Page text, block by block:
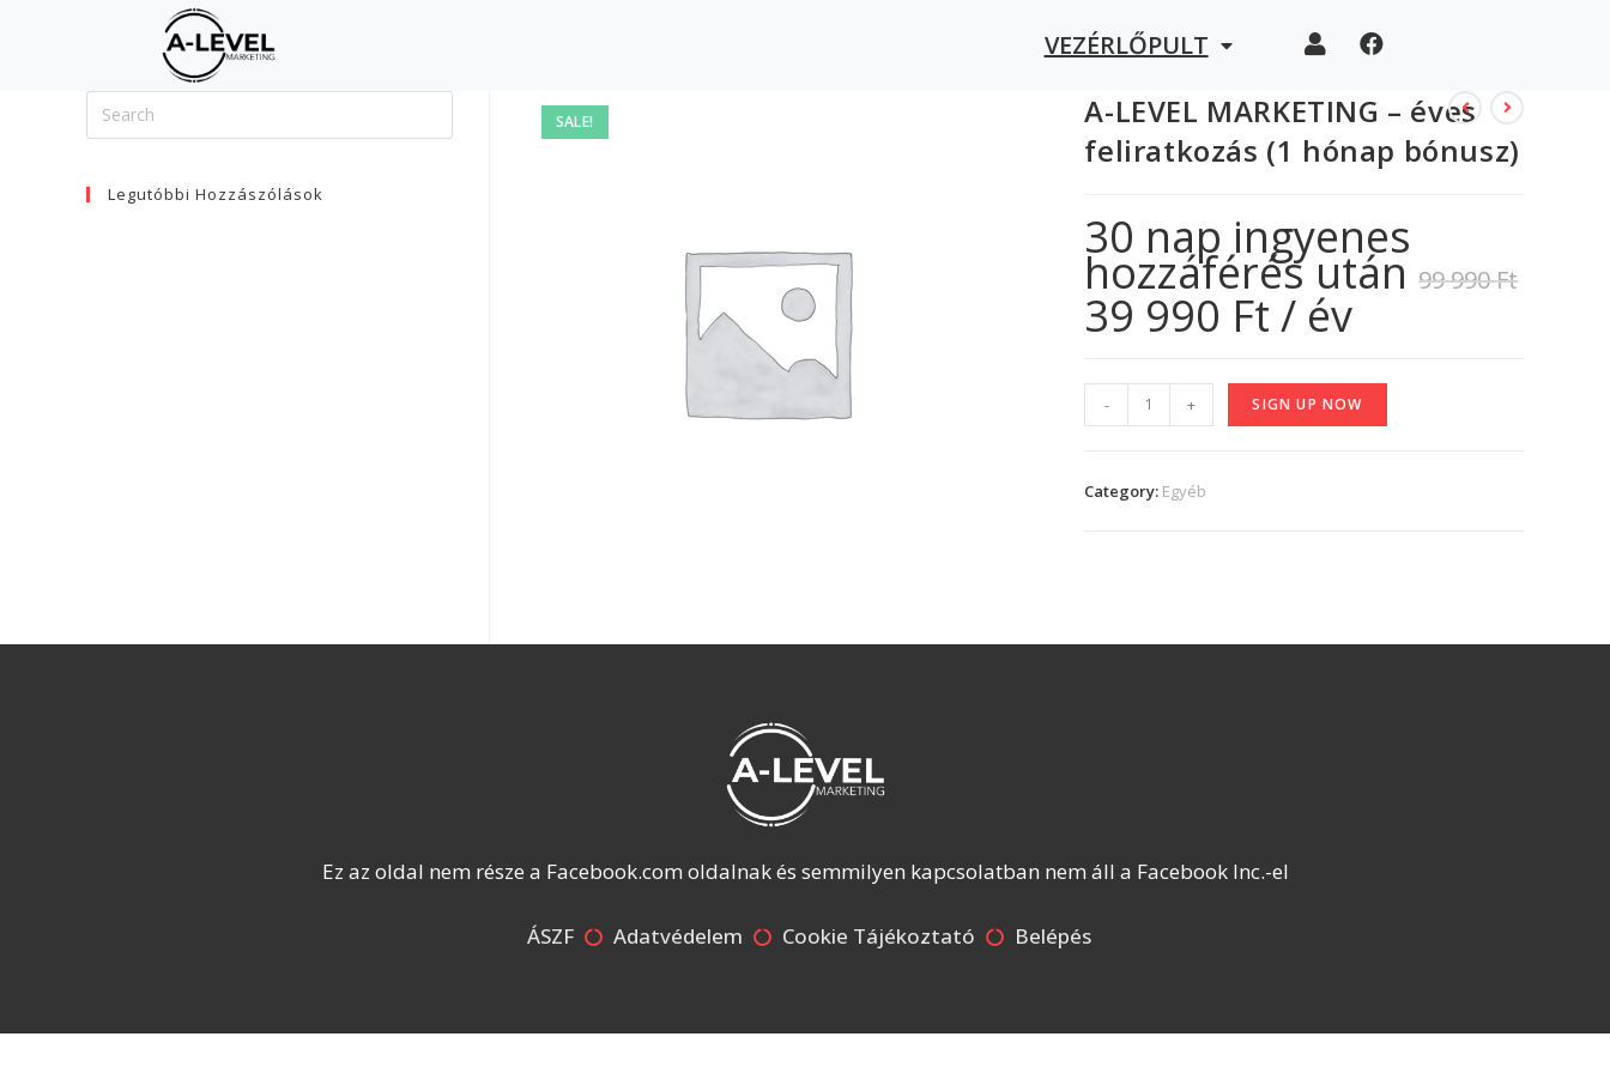
VEZÉRLŐPULT
SALE!
A-LEVEL MARKETING – éves
feliratkozás (1 hónap bónusz)
30 nap ingyenes
hozzáférés után 99 990Ft
39 990 Ft / év
- + SIGN UP NOW
Category: Egyéb
Legutóbbi Hozzászólások
Ez az oldal nem része a Facebook.com oldalnak és semmilyen kapcsolatban nem áll a Facebook Inc.-el
ÁSZF Adatvédelem Cookie Tájékoztató Belépés